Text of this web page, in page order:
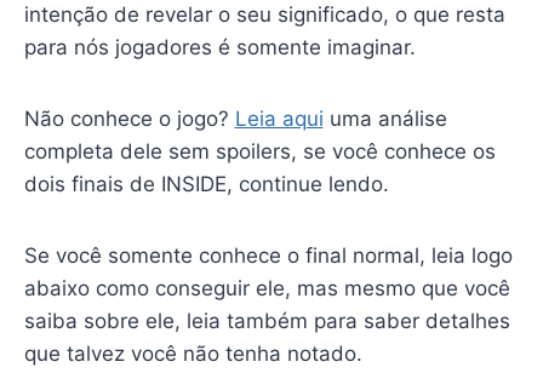
intenção de revelar o seu significado, o que resta
para nós jogadores é somente imaginar.
Não conhece o jogo? Leia aqui uma análise
completa dele sem spoilers, se você conhece os
dois finais de INSIDE, continue lendo.
Se você somente conhece o final normal, leia logo
abaixo como conseguir ele, mas mesmo que você
saiba sobre ele, leia também para saber detalhes
que talvez você não tenha notado.